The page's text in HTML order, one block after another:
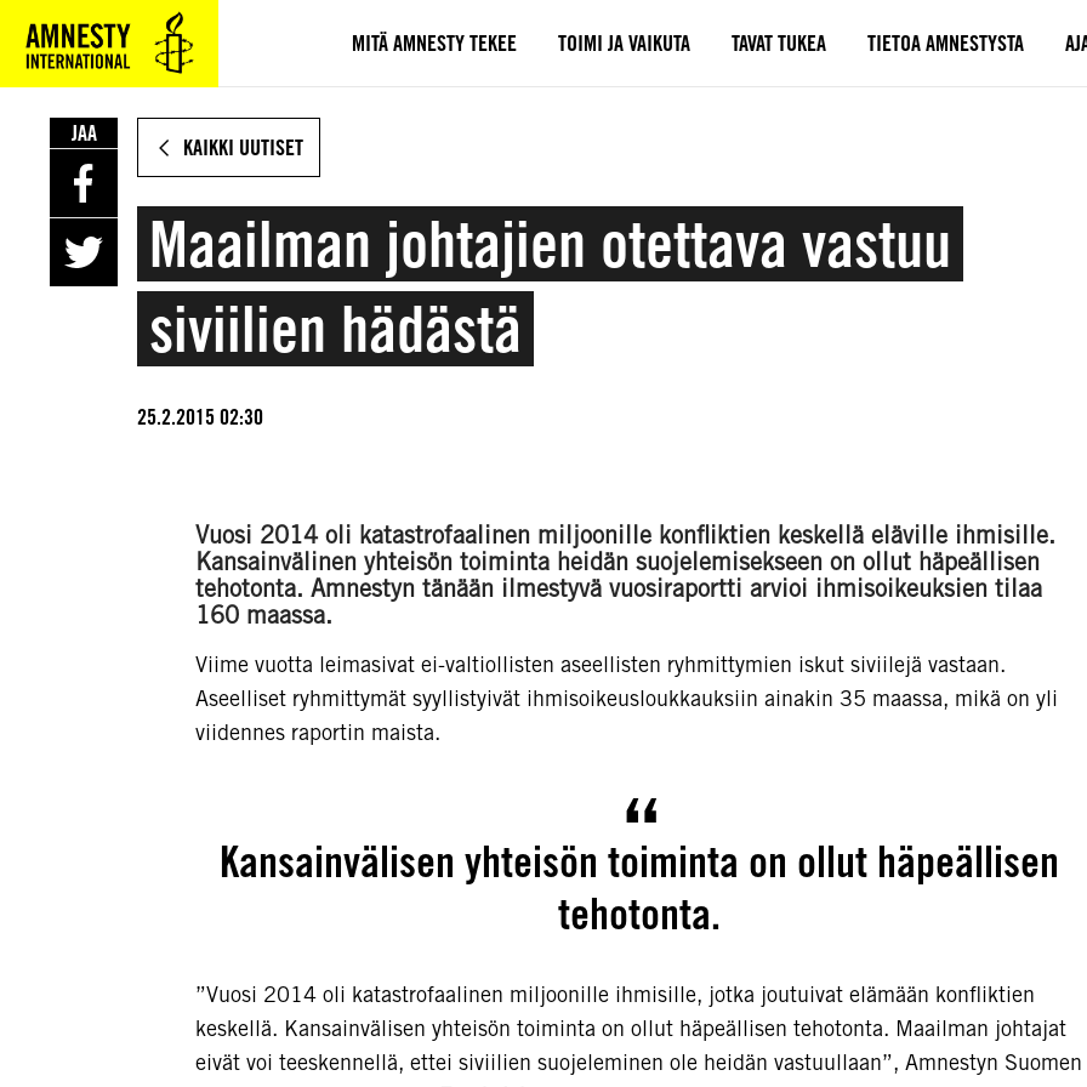
VARSINAISEEN
SISÄLTÖÖN
MITÄ AMNESTY TEKEE TOIMI JA VAIKUTA TAVAT TUKEA TIETOA AMNESTYSTA
KAIKKI UUTISET
Maailman johtajien otettava vastuu
siviilien hädästä
25.2.2015 02:30
Vuosi 2014 oli katastrofaalinen miljoonille konfliktien keskellä eläville ihmisille.
Kansainvälinen yhteisön toiminta heidän suojelemisekseen on ollut häpeällisen
tehotonta. Amnestyn tänään ilmestyvä vuosiraportti arvioi ihmisoikeuksien tilaa
160 maassa.
Viime vuotta leimasivat ei-valtiollisten aseellisten ryhmittymien iskut siviilejä vastaan.
Aseelliset ryhmittymät syyllistyivät ihmisoikeusloukkauksiin ainakin 35 maassa, mikä on yli
viidennes raportin maista.
Kansainvälisen yhteisön toiminta on ollut häpeällisen
tehotonta.
”Vuosi 2014 oli katastrofaalinen miljoonille ihmisille, jotka joutuivat elämään konfliktien
keskellä. Kansainvälisen yhteisön toiminta on ollut häpeällisen tehotonta. Maailman johtajat
eivät voi teeskennellä, ettei siviilien suojeleminen ole heidän vastuullaan”, Amnestyn Suomen
JAA